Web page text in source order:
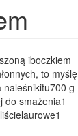
iboczkiem
to myślę
naleśnikitu700 g
do smażenia1